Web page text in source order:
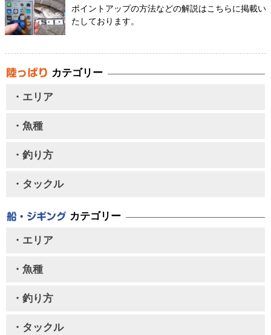
ポイントアップの方法などの解説はこちらに掲載い
たしております。
カテゴリー
・エリア
・魚種
・釣り方
・タックル
カテゴリー
・エリア
・魚種
・釣り方
・タックル